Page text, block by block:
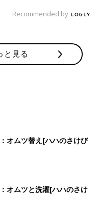
なわかっていないよう
ポートすべく日々奮闘
Recommended by
と見る
オムツ替え[ハハのさけび
オムツと洗濯[ハハのさけ